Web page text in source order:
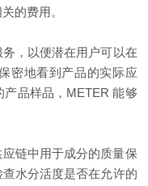
的费用。
，以便潜在用户可以在
密地看到产品的实际应
品样品， METER能够
链中用于成分的质量保
水分活度是否在允许的